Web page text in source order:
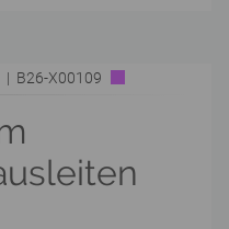
| B26-X00109